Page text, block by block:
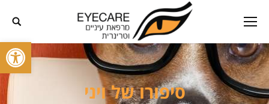
פתח
סיפורו של ויני